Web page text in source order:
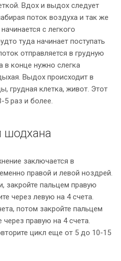
Вдох и выдох следует
поток воздуха и так же
с легкого
туда начинает поступать
отправляется в грудную
в конце нужно слегка
Выдох происходит в
грудная клетка, живот. Этот
5 раз и более.
шодхана
заключается в
правой и левой ноздрей.
закройте пальцем правую
через левую на 4 счета.
потом закройте пальцем
правую на 4 счета.
цикл еще от 5 до 10-15